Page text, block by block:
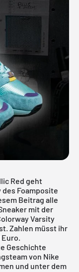
Red geht
Foamposite
Beitrag alle
mit der
Varsity
Zahlen müsst ihr
Geschichte
von Nike
und unter dem